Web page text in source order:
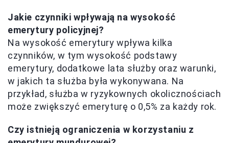
Jakie czynniki wpływają na wysokość
emerytury policyjnej?
Na wysokość emerytury wpływa kilka
czynników, w tym wysokość podstawy
emerytury, dodatkowe lata służby oraz warunki,
w jakich ta służba była wykonywana. Na
przykład, służba w ryzykownych okolicznościach
może zwiększyć emeryturę o 0,5% za każdy rok.
Czy istnieją ograniczenia w korzystaniu z